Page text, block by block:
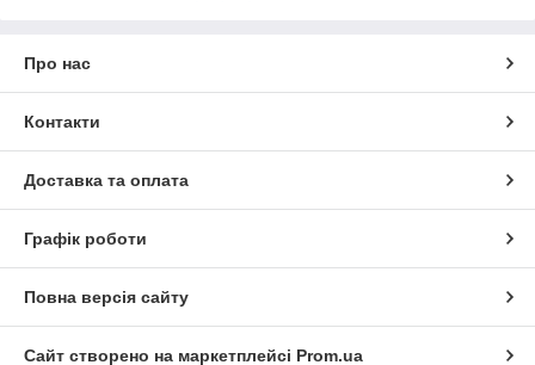
Про нас
Контакти
Доставка та оплата
Графік роботи
Повна версія сайту
Сайт створено на маркетплейсі Prom.ua